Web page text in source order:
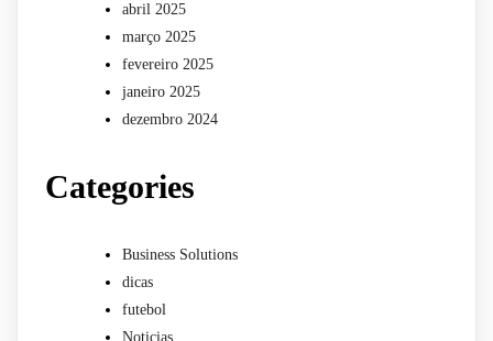
abril 2025
março 2025
fevereiro 2025
janeiro 2025
dezembro 2024
Categories
Business Solutions
dicas
futebol
Noticias